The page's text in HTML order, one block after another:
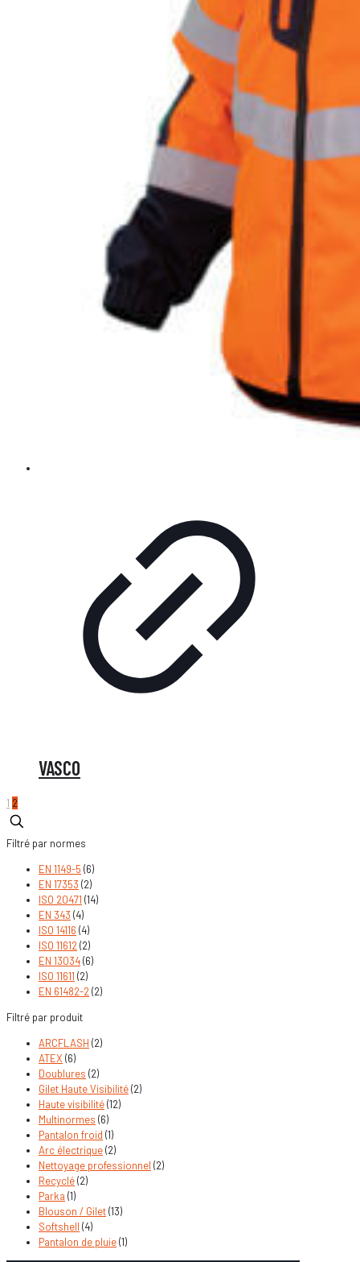
VASCO
1 2
Filtré par normes
EN 1149-5 (6)
EN 17353 (2)
ISO 20471 (14)
EN 343 (4)
ISO 14116 (4)
ISO 11612(2)
EN 13034(6)
ISO 11611 (2)
EN 61482-2(2)
Filtré par produit
ARCFLASH (2)
ATEX (6)
Doublures (2)
Gilet Haute Visibilité(2)
Haute visibilité(12)
Multinormes (6)
Pantalon froid (1)
Arc électrique(2)
Nettoyage professionnel (2)
Recyclé(2)
Parka (1)
Blouson / Gilet(13)
Softshell (4)
Pantalon de pluie(1)